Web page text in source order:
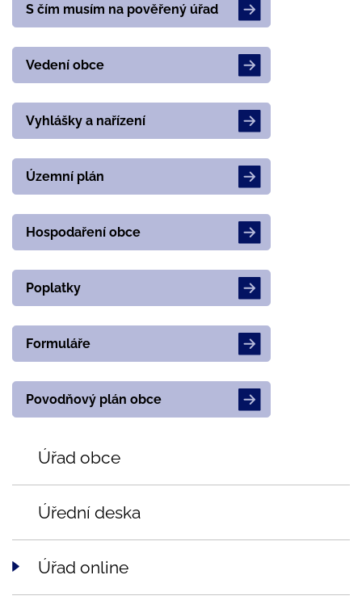
S čím musím na pověřený úřad
Vedení obce
Vyhlášky a nařízení
Územní plán
Hospodaření obce
Poplatky
Formuláře
Povodňový plán obce
Úřad obce
Úřední deska
Úřad online